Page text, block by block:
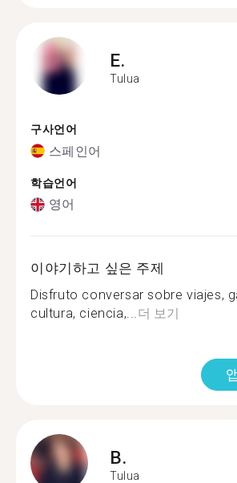
E.
Tulua
구사언어
스페인어
학습언어
영어
이야기하고 싶은 주제
Disfruto conversar sobre viajes,
cultura, ciencia,...더 보기
B.
Tulua